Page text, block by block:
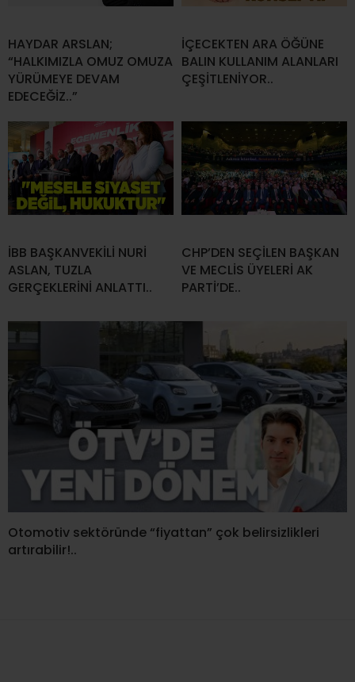
HAYDAR ARSLAN;
“HALKIMIZLA OMUZ OMUZA
YÜRÜMEYE DEVAM
EDECEĞİZ..”
İÇECEKTEN ARA ÖĞÜNE
BALIN KULLANIM ALANLARI
ÇEŞİTLENİYOR..
İBB BAŞKANVEKİLİ NURİ
ASLAN, TUZLA
GERÇEKLERİNİ ANLATTI..
CHP’DEN SEÇİLEN BAŞKAN
VE MECLİS ÜYELERİ AK
PARTİ’DE..
Otomotiv sektöründe “fiyattan” çok belirsizlikleri
artırabilir!..